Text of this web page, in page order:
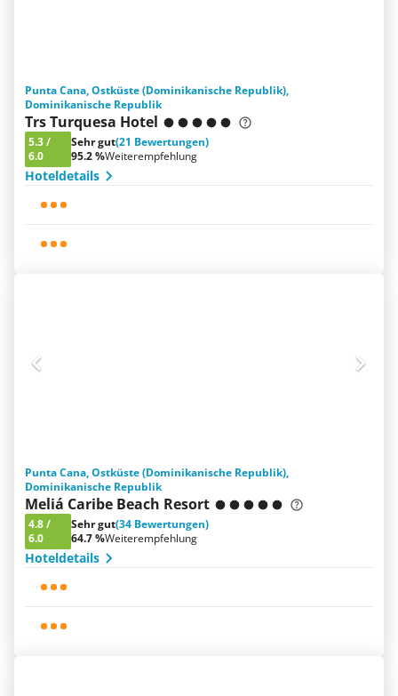
Punta Cana, Ostküste (Dominikanische Republik),
Dominikanische Republik
Trs Turquesa Hotel
5.3/
6.0
Sehr gut(21 Bewertungen)
95.2 %Weiterempfehlung
Hoteldetails
Punta Cana, Ostküste (Dominikanische Republik),
Dominikanische Republik
Meliá Caribe Beach Resort
4.8/
6.0
Sehr gut(34 Bewertungen)
64.7 %Weiterempfehlung
Hoteldetails